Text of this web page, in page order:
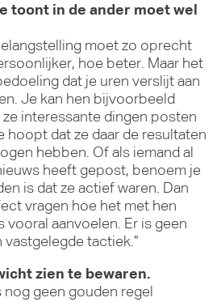
toont in de ander moet wel
moet zo oprecht
hoe beter. Maar het
dat je uren verslijt aan
Je kan hen bijvoorbeeld
ze interessante dingen posten
hoopt dat ze daar de resultaten
hebben. Of als iemand al
heeft gepost, benoem je
is dat ze actief waren. Dan
vragen hoe het met hen
vooral aanvoelen. Er is geen
tactiek.”
zien te bewaren.
nog geen gouden regel